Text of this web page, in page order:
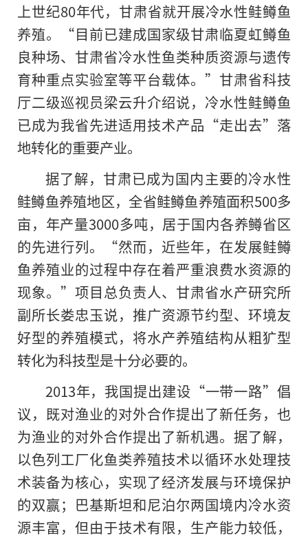
上世纪80年代，甘肃省就开展冷水性鲑鳟鱼
养殖。“目前已建成国家级甘肃临夏虹鳟鱼
良种场、甘肃省冷水性鱼类种质资源与遗传
育种重点实验室等平台载体。”甘肃省科技
厅二级巡视员梁云升介绍说，冷水性鲑鳟鱼
已成为我省先进适用技术产品“走出去”落
地转化的重要产业。
据了解，甘肃已成为国内主要的冷水性
鲑鳟鱼养殖地区，全省鲑鳟鱼养殖面积500多
亩，年产量3000多吨，居于国内各养鳟省区
的先进行列。“然而，近些年，在发展鲑鳟
鱼养殖业的过程中存在着严重浪费水资源的
现象。”项目总负责人、甘肃省水产研究所
副所长娄忠玉说，推广资源节约型、环境友
好型的养殖模式，将水产养殖结构从粗犷型
转化为科技型是十分必要的。
2013年，我国提出建设“一带一路”倡
议，既对渔业的对外合作提出了新任务，也
为渔业的对外合作提出了新机遇。据了解，
以色列工厂化鱼类养殖技术以循环水处理技
术装备为核心，实现了经济发展与环境保护
的双赢；巴基斯坦和尼泊尔两国境内冷水资
源丰富，但由于技术有限，生产能力较低，